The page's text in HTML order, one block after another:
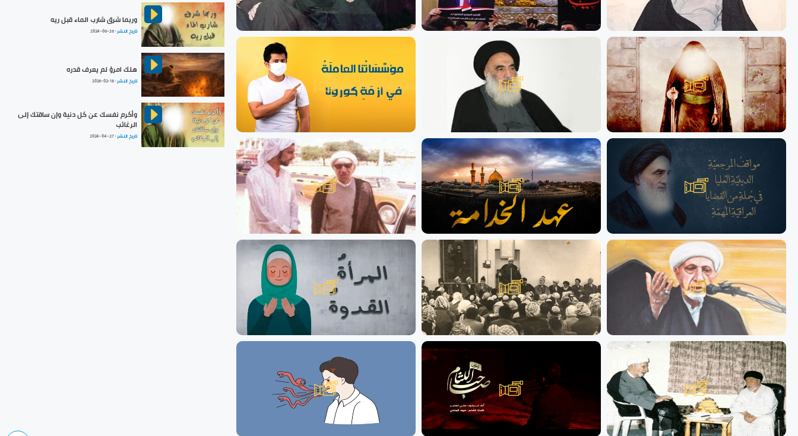
وربما شرق شارب الماء قبل ريه
تاريخ النشر :2024-06-26
هلك امرؤ لم يعرف قدره
تاريخ النشر :2026-02-18
وأكرم نفسك عن كل دنية وإن ساقتك إلى
الرغائب
تاريخ النشر :2024-04-27